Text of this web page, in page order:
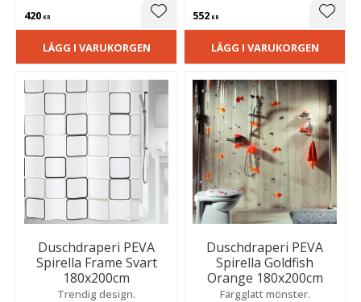
420 KR Lägg till i favoriter
LÄGG I VARUKORGEN
552 KR
LÄGG I VARUKORGEN
Duschdraperi PEVA
Spirella Frame Svart
180x200cm
Trendig design.
Duschdraperi PEVA
Spirella Goldfish
Orange 180x200cm
Färgglatt mönster.